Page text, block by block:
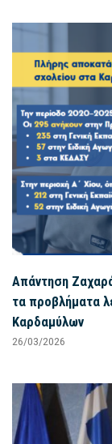
Απάντηση
τα προβλήματα
Καρδαμύλων
26/03/2026